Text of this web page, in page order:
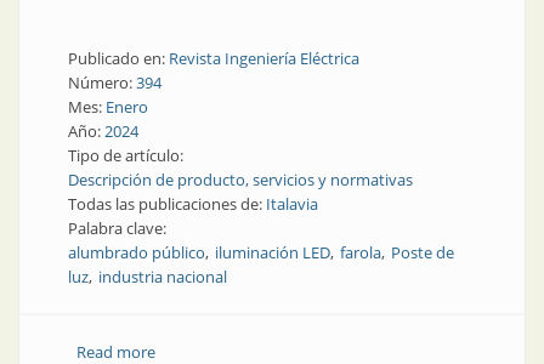
Publicado en: Revista Ingeniería Eléctrica
Número:394
Mes: Enero
Año:2024
Tipo de artículo:
Descripción de producto, servicios y normativas
Todas las publicaciones de: Italavia
Palabra clave:
alumbrado público iluminación LED farola Poste de
luz industria nacional
Read moreabout Gran familia de luminarias para el alumbrado